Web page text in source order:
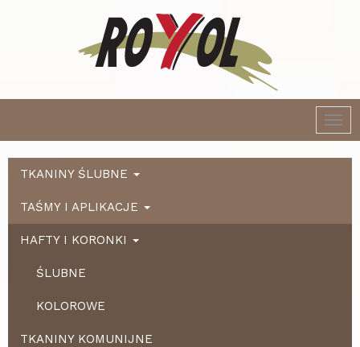
TKANINY ŚLUBNE
TAŚMY I APLIKACJE
HAFTY I KORONKI
ŚLUBNE
KOLOROWE
TKANINY KOMUNIJNE